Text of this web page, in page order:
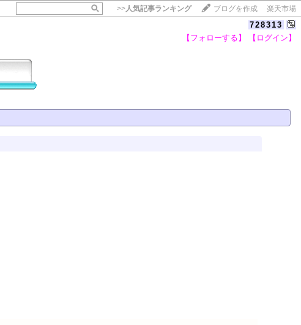
>>人気記事ランキング ブログを作成 楽天市場
728313
【フォローする】 【ログイン】